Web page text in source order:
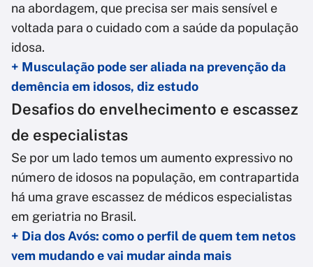
na abordagem, que precisa ser mais sensível e
voltada para o cuidado com a saúde da população
idosa.
+ Musculação pode ser aliada na prevenção da
demência em idosos, diz estudo
Desafios do envelhecimento e escassez
de especialistas
Se por um lado temos um aumento expressivo no
número de idosos na população, em contrapartida
há uma grave escassez de médicos especialistas
em geriatria no Brasil.
+ Dia dos Avós: como o perfil de quem tem netos
vem mudando e vai mudar ainda mais